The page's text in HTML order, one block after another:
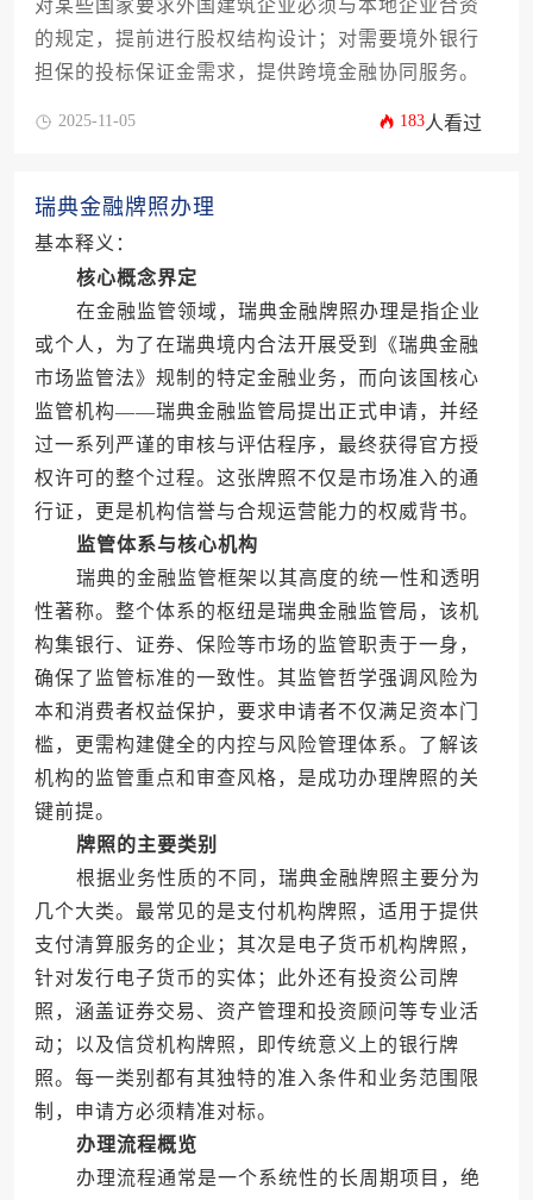
对某些国家要求外国建筑企业必须与本地企业合资
的规定，提前进行股权结构设计；对需要境外银行
担保的投标保证金需求，提供跨境金融协同服务。
2025-11-05 183人看过
瑞典金融牌照办理
基本释义：
核心概念界定
在金融监管领域，瑞典金融牌照办理是指企业
或个人，为了在瑞典境内合法开展受到《瑞典金融
市场监管法》规制的特定金融业务，而向该国核心
监管机构——瑞典金融监管局提出正式申请，并经
过一系列严谨的审核与评估程序，最终获得官方授
权许可的整个过程。这张牌照不仅是市场准入的通
行证，更是机构信誉与合规运营能力的权威背书。
监管体系与核心机构
瑞典的金融监管框架以其高度的统一性和透明
性著称。整个体系的枢纽是瑞典金融监管局，该机
构集银行、证券、保险等市场的监管职责于一身，
确保了监管标准的一致性。其监管哲学强调风险为
本和消费者权益保护，要求申请者不仅满足资本门
槛，更需构建健全的内控与风险管理体系。了解该
机构的监管重点和审查风格，是成功办理牌照的关
键前提。
牌照的主要类别
根据业务性质的不同，瑞典金融牌照主要分为
几个大类。最常见的是支付机构牌照，适用于提供
支付清算服务的企业；其次是电子货币机构牌照，
针对发行电子货币的实体；此外还有投资公司牌
照，涵盖证券交易、资产管理和投资顾问等专业活
动；以及信贷机构牌照，即传统意义上的银行牌
照。每一类别都有其独特的准入条件和业务范围限
制，申请方必须精准对标。
办理流程概览
办理流程通常是一个系统性的长周期项目，绝